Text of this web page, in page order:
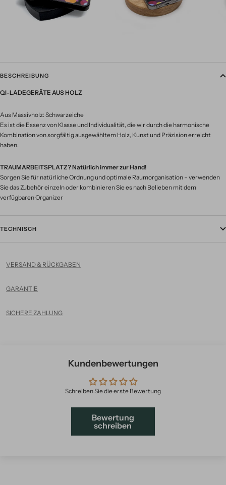
BESCHREIBUNG
QI-LADEGERÄTE AUS HOLZ
Aus Massivholz: Schwarzeiche
Es ist die Essenz von Klasse und Individualität, die wir durch die harmonische
Kombination von sorgfältig ausgewähltem Holz, Kunst und Präzision erreicht
haben.
TRAUMARBEITSPLATZ? Natürlich immer zur Hand!
Sorgen Sie für natürliche Ordnung und optimale Raumorganisation – verwenden
Sie das Zubehör einzeln oder kombinieren Sie es nach Belieben mit dem
verfügbaren Organizer
TECHNISCH
VERSAND & RÜCKGABEN
GARANTIE
SICHERE ZAHLUNG
Kundenbewertungen
Schreiben Sie die erste Bewertung
Bewertung
schreiben